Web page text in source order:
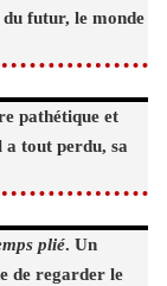
du futur, le monde
pathétique et
a tout perdu, sa
plié. Un
de regarder le